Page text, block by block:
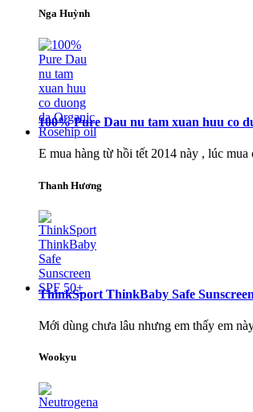
Nga Huỳnh
100% Pure Dau nu tam xuan huu co
E mua hàng từ hồi tết 2014 này , lúc
Thanh Hương
ThinkSport ThinkBaby Safe
Mới dùng chưa lâu nhưng em thấy em
Wookyu